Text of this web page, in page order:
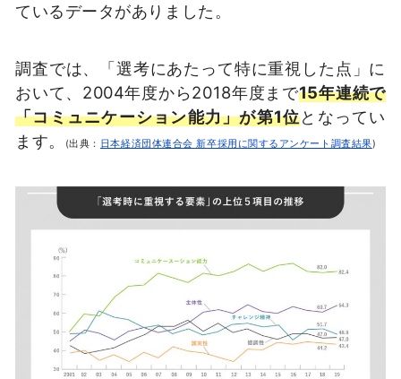
ているデータがありました。
調査では、「選考にあたって特に重視した点」に
おいて、2004年度から2018年度まで15年連続で
「コミュニケーション能力」が第1位となってい
ます。
(出典： 日本経済団体連合会 新卒採用に関するアンケート調査結果)